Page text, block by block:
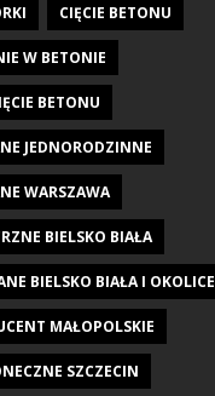
CIĘCIE BETONU
W BETONIE
BETONU
JEDNORODZINNE
WARSZAWA
BIELSKO BIAŁA
BIELSKO BIAŁA I OKOLICE
MAŁOPOLSKIE
SZCZECIN